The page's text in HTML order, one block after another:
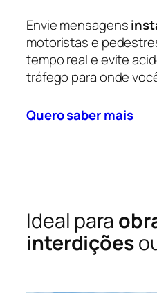
Envie mensagens
motoristas e
tempo real e evite
tráfego para onde
Quero saber mais
Ideal para
interdições